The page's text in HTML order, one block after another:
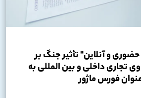
و آنلاین" تأثیر جنگ بر
تجاری داخلی و بین المللی به
فورس ماژور